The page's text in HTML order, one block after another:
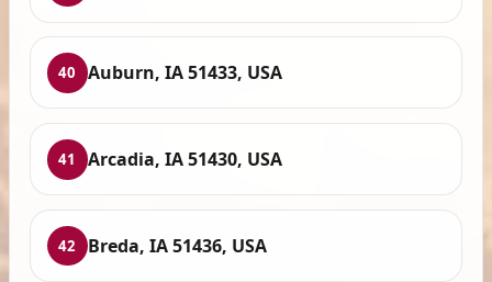
40 Auburn, IA 51433, USA
41 Arcadia, IA 51430, USA
42 Breda, IA 51436, USA